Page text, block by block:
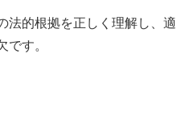
法的根拠を正しく理解し、適
です。